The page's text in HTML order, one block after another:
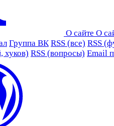
О сайте О
Группа ВК RSS (все) RSS
хуков) RSS (вопросы) Email